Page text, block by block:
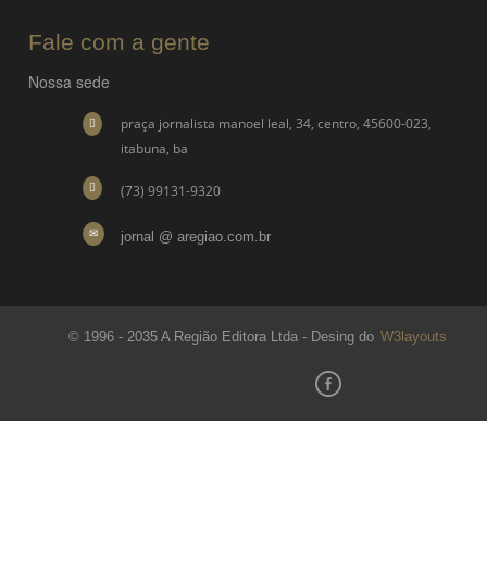
Fale com a gente
Nossa sede
praça jornalista manoel leal, 34, centro, 45600-023,
itabuna, ba
(73) 99131-9320
jornal @ aregiao.com.br
© 1996 - 2035 A Região Editora Ltda - Desing do W3layouts